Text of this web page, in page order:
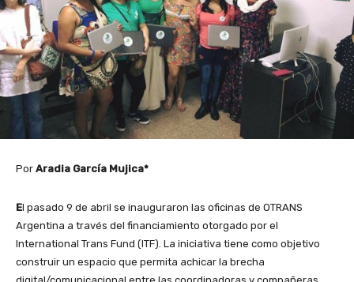
Por Aradia García Mujica*
El pasado 9 de abril se inauguraron las oficinas de OTRANS
Argentina a través del financiamiento otorgado por el
International Trans Fund (ITF). La iniciativa tiene como objetivo
construir un espacio que permita achicar la brecha